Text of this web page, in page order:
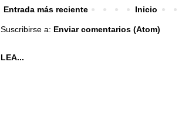
Entrada más reciente Inicio
Suscribirse a: Enviar comentarios (Atom)
LEA...